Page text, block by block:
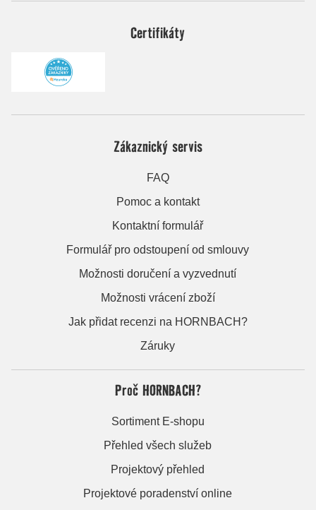
Certifikáty
Zákaznický servis
FAQ
Pomoc a kontakt
Kontaktní formulář
Formulář pro odstoupení od smlouvy
Možnosti doručení a vyzvednutí
Možnosti vrácení zboží
Jak přidat recenzi na HORNBACH?
Záruky
Proč HORNBACH?
Sortiment E-shopu
Přehled všech služeb
Projektový přehled
Projektové poradenství online